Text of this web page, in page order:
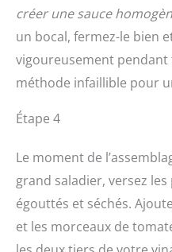
créer une sauce
un bocal, fermez-le bien
vigoureusement pendant
méthode infaillible pour
Étape 4
Le moment de
grand saladier, versez
égouttés et séchés.
et les morceaux de